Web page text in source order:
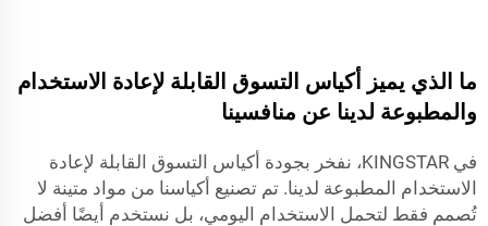
ما الذي يميز أكياس التسوق القابلة لإعادة الاستخدام
والمطبوعة لدينا عن منافسينا
في KINGSTAR، نفخر بجودة أكياس التسوق القابلة لإعادة
الاستخدام المطبوعة لدينا. تم تصنيع أكياسنا من مواد متينة لا
تُصمم فقط لتحمل الاستخدام اليومي، بل نستخدم أيضًا أفضل